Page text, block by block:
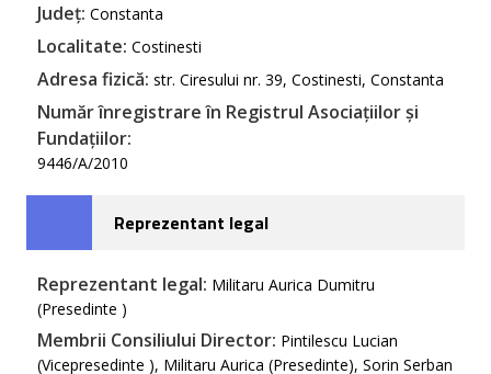
Județ: Constanta
Localitate: Costinesti
Adresa fizică: str. Ciresului nr. 39, Costinesti, Constanta
Număr înregistrare în Registrul Asociațiilor și
Fundațiilor:
9446/A/2010
Reprezentant legal
Reprezentant legal: Militaru Aurica Dumitru
(Presedinte )
Membrii Consiliului Director: Pintilescu Lucian
(Vicepresedinte ), Militaru Aurica (Presedinte), Sorin Serban